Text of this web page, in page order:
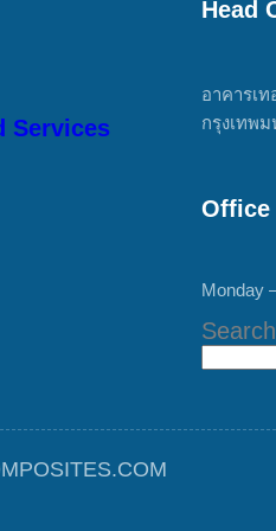
Services
Head
อาคารเ
กรุงเทพ
Office
Monday
Search